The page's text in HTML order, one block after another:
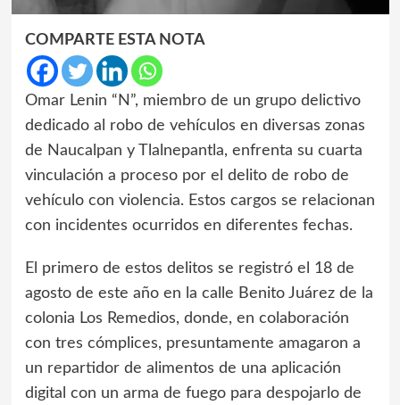
COMPARTE ESTA NOTA
Omar Lenin “N”, miembro de un grupo delictivo
dedicado al robo de vehículos en diversas zonas
de Naucalpan y Tlalnepantla, enfrenta su cuarta
vinculación a proceso por el delito de robo de
vehículo con violencia. Estos cargos se relacionan
con incidentes ocurridos en diferentes fechas.
El primero de estos delitos se registró el 18 de
agosto de este año en la calle Benito Juárez de la
colonia Los Remedios, donde, en colaboración
con tres cómplices, presuntamente amagaron a
un repartidor de alimentos de una aplicación
digital con un arma de fuego para despojarlo de